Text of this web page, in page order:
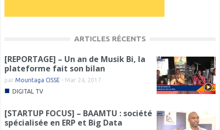
ARTICLES RÉCENTS
[REPORTAGE] – Un an de Musik Bi, la
plateforme fait son bilan
par Mountaga CISSE - Mar 24, 2017
■ DIGITAL TV
[STARTUP FOCUS] – BAAMTU : société
spécialisée en ERP et Big Data